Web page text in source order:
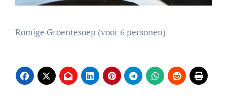
Romige Groentesoep (voor 6 personen)